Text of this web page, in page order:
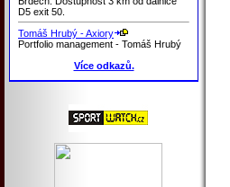
D5 exit 50.
Tomáš Hrubý - Axiory
Portfolio management - Tomáš Hrubý
Více odkazů.